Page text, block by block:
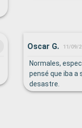
Oscar G. 11/09/
Normales,
pensé que iba a
desastre.